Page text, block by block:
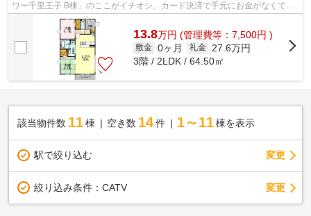
ワー千里王子 B棟」のここがイチオシ。カード決済で手元にお金がなくても
初期費用や家賃支払いができます。鉄...
13.8万円 (管理費等：7,500円 )
敷金 0ヶ月 礼金
27.6万円
3階 / 2LDK / 64.50㎡
該当物件数 11棟 空き数 14 件 1～11 棟を表示
駅で絞り込む 変更
絞り込み条件： CATV 変更